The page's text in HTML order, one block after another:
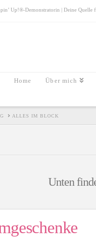
Up!®-Demonstratorin | Deine
Home Über mich
ALLES IM BLOCK
Unten